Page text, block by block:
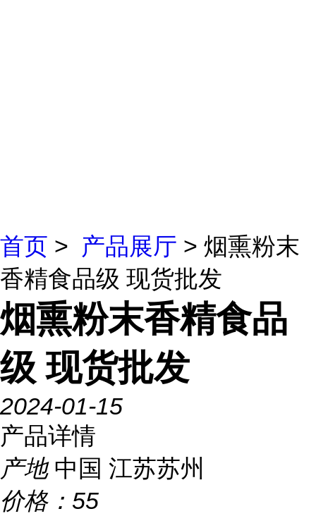
首页 > 产品展厅 > 烟熏粉末
香精食品级 现货批发
烟熏粉末香精食品
级 现货批发
2024-01-15
产品详情
产地 中国 江苏苏州
价格： 55